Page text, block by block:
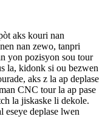
aks kouri nan
nan zewo, tanpri
yon pozisyon sou tour
la, kidonk si ou bezwen
aks z la ap deplase
CNC tour la ap pase
la jiskaske li dekole.
eseye deplase lwen